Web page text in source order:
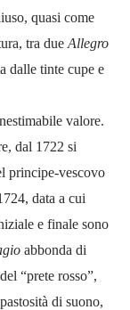
quasi come
tra due Allegro
dalle tinte cupe e
valore.
dal 1722 si
principe-vescovo
data a cui
e finale sono
abbonda di
“prete rosso”,
di suono,